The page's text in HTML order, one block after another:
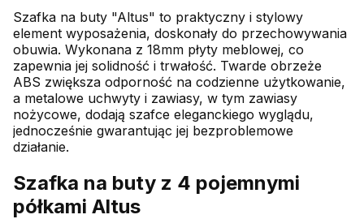
Szafka na buty "Altus" to praktyczny i stylowy
element wyposażenia, doskonały do przechowywania
obuwia. Wykonana z 18mm płyty meblowej, co
zapewnia jej solidność i trwałość. Twarde obrzeże
ABS zwiększa odporność na codzienne użytkowanie,
a metalowe uchwyty i zawiasy, w tym zawiasy
nożycowe, dodają szafce eleganckiego wyglądu,
jednocześnie gwarantując jej bezproblemowe
działanie.
Szafka na buty z 4 pojemnymi
półkami Altus